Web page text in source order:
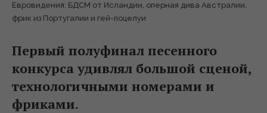
Евровидения: БДСМ от Исландии, оперная дива Австралии,
фрик из Португалии и гей-поцелуи
Первый полуфинал песенного
конкурса удивлял большой сценой,
технологичными номерами и
фриками.